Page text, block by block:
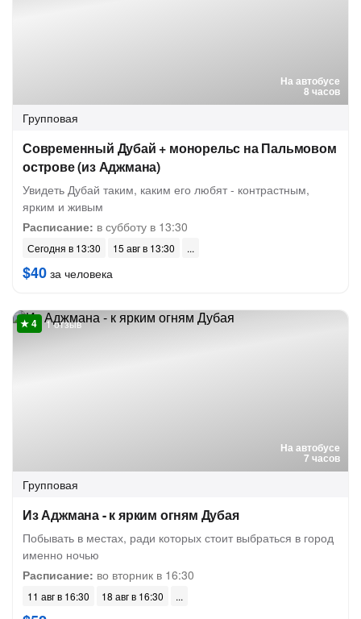
На автобусе
8 часов
Групповая
Современный Дубай + монорельс на Пальмовом
острове (из Аджмана)
Увидеть Дубай таким, каким его любят - контрастным,
ярким и живым
Расписание: в субботу в 13:30
Сегодня в 13:30 15 авг в 13:30
$40 за человека
На автобусе
7 часов
1 отзыв
Групповая
Из Аджмана - к ярким огням Дубая
Побывать в местах, ради которых стоит выбраться в город
именно ночью
Расписание: во вторник в 16:30
11 авг в 16:30 18 авг в 16:30